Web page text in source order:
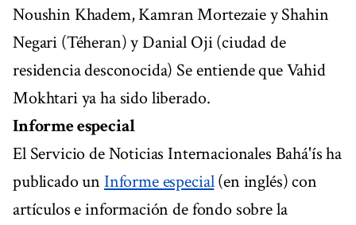
Noushin Khadem, Kamran Mortezaie y Shahin
Negari (Téheran) y Danial Oji (ciudad de
residencia desconocida) Se entiende que Vahid
Mokhtari ya ha sido liberado.
Informe especial
El Servicio de Noticias Internacionales Bahá'ís ha
publicado un Informe especial(en inglés) con
artículos e información de fondo sobre la